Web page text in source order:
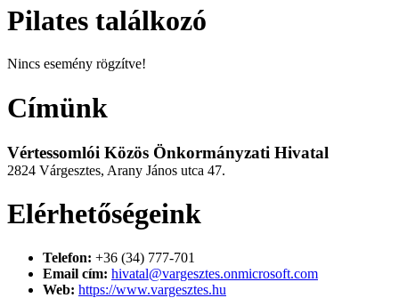
Pilates találkozó
Nincs esemény rögzítve!
Címünk
Vértessomlói Közös Önkormányzati Hivatal
2824 Várgesztes, Arany János utca 47.
Elérhetőségeink
Telefon: +36 (34) 777-701
Email cím: hivatal@vargesztes.onmicrosoft.com
Web: https://www.vargesztes.hu